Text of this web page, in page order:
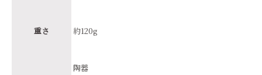
重さ 約120g
陶器